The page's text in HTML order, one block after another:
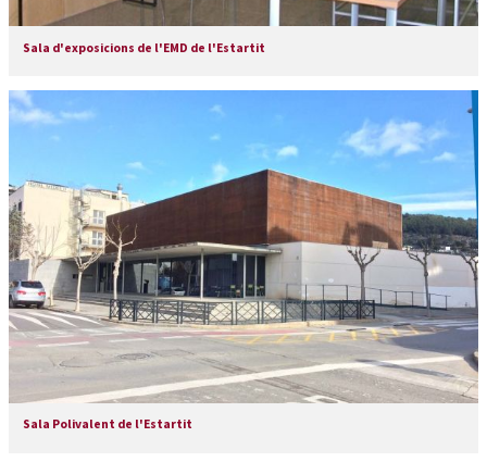
Sala d'exposicions de l'EMD de l'Estartit
Sala Polivalent de l'Estartit